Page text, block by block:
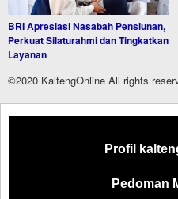
BRI Apresiasi Nasabah Pensiunan,
Perkuat Silaturahmi dan Tingkatkan
Layanan
©2020 KaltengOnline All rights
Profil
Pedoman